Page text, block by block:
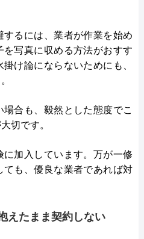
するには、業者が作業を始め
を写真に収める方法がおすす
け論にならないためにも、
合も、毅然とした態度でこ
切です。
加入しています。万が一修
も、優良な業者であれば対
えたまま契約しない